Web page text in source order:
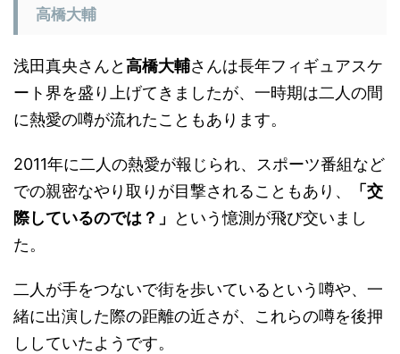
高橋大輔
浅田真央さんと高橋大輔さんは長年フィギュアスケ
ート界を盛り上げてきましたが、一時期は二人の間
に熱愛の噂が流れたこともあります。
2011年に二人の熱愛が報じられ、スポーツ番組など
での親密なやり取りが目撃されることもあり、
「交
際しているのでは？」
という憶測が飛び交いまし
た。
二人が手をつないで街を歩いているという噂や、一
緒に出演した際の距離の近さが、これらの噂を後押
ししていたようです。